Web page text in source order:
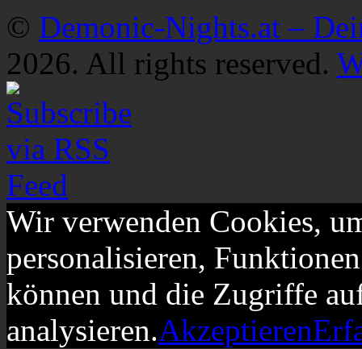
© Demonic-Nights.at –
2026. All rights reserved.
Wir verwenden Cookies,
personalisieren,
können und die Zugriffe
analysieren.Akzeptieren